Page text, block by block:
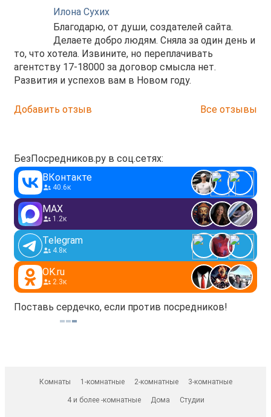
Илона Сухих
Благодарю, от души, создателей сайта.
Делаете добро людям. Сняла за один день и
то, что хотела. Извините, но переплачивать
агентству 17-18000 за договор смысла нет.
Развития и успехов вам в Новом году.
Добавить отзыв Все отзывы
БезПосредников.ру в соц.сетях:
ВКонтакте
40.6к
MAX
1.2к
Telegram
4.8к
OK.ru
2.3к
Поставь сердечко, если против посредников!
Комнаты 1-комнатные 2-комнатные 3-комнатные
4 и более -комнатные Дома Студии